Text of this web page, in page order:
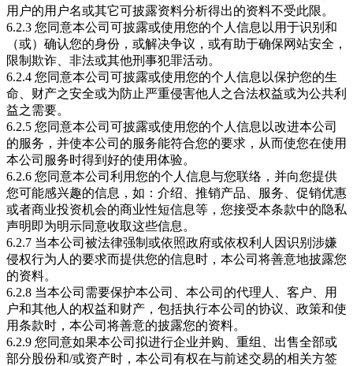
用户的用户名或其它可披露资料分析得出的资料不受此限。
6.2.3 您同意本公司可披露或使用您的个人信息以用于识别和
（或）确认您的身份，或解决争议，或有助于确保网站安全，
限制欺诈、非法或其他刑事犯罪活动。
6.2.4 您同意本公司可披露或使用您的个人信息以保护您的生
命、财产之安全或为防止严重侵害他人之合法权益或为公共利
益之需要。
6.2.5 您同意本公司可披露或使用您的个人信息以改进本公司
的服务，并使本公司的服务能符合您的要求，从而使您在使用
本公司服务时得到好的使用体验。
6.2.6 您同意本公司利用您的个人信息与您联络，并向您提供
您可能感兴趣的信息，如：介绍、推销产品、服务、促销优惠
或者商业投资机会的商业性短信息等，您接受本条款中的隐私
声明即为明示同意收取这些信息。
6.2.7 当本公司被法律强制或依照政府或依权利人因识别涉嫌
侵权行为人的要求而提供您的信息时，本公司将善意地披露您
的资料。
6.2.8 当本公司需要保护本公司、本公司的代理人、客户、用
户和其他人的权益和财产，包括执行本公司的协议、政策和使
用条款时，本公司将善意的披露您的资料。
6.2.9 您同意如果本公司拟进行企业并购、重组、出售全部或
部分股份和/或资产时，本公司有权在与前述交易的相关方签